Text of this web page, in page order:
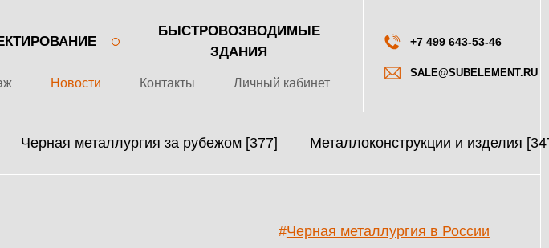
БЫСТРОВОЗВОДИМЫЕ
ЗДАНИЯ
Новости Контакты Личный кабинет
+7 499 643-53-46
SALE@SUBELEMENT.RU
Черная металлургия за рубежом [377] Металлоконструкции и изделия
#Черная металлургия в России